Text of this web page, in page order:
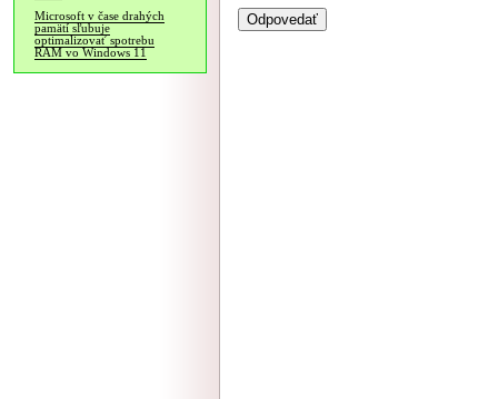
Microsoft v čase drahých
pamätí sľubuje
optimalizovať spotrebu
RAM vo Windows 11